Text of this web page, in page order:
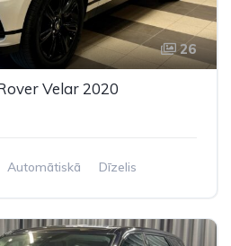
26
Velar 2020
Automātiskā
Dīzelis